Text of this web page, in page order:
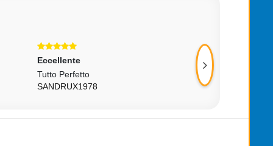
Eccellente
Tutto Perfetto
SANDRUX1978
Eccellente
Ottimo Venditore